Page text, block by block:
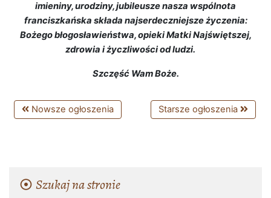
imieniny, urodziny, jubileusze nasza wspólnota
franciszkańska składa najserdeczniejsze życzenia:
Bożego błogosławieństwa, opieki Matki Najświętszej,
zdrowia i życzliwości od ludzi.
Szczęść Wam Boże.
Nowsze ogłoszenia Starsze ogłoszenia
Szukaj na stronie